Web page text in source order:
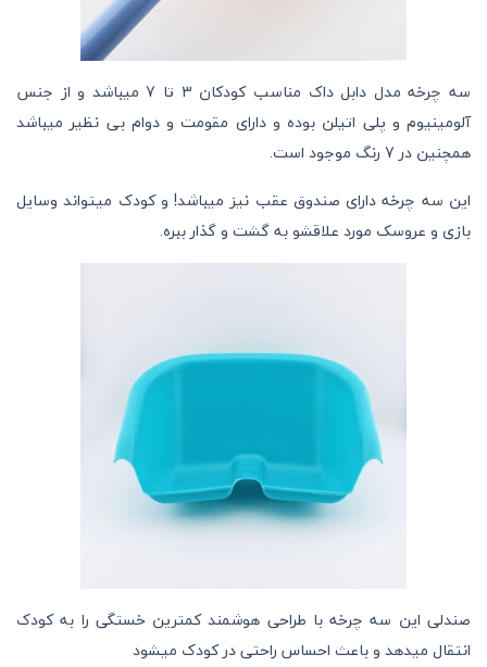
سه چرخه مدل دابل داک مناسب کودکان 3 تا 7 میباشد و از جنس
آلومینیوم و پلی اتیلن بوده و دارای مقومت و دوام بی نظیر میباشد
همچنین در 7 رنگ موجود است.
این سه چرخه دارای صندوق عقب نیز میباشد! و کودک میتواند وسایل
بازی و عروسک مورد علاقشو به گشت و گذار ببره.
صندلی این سه چرخه با طراحی هوشمند کمترین خستگی را به کودک
انتقال میدهد و باعث احساس راحتی در کودک میشود